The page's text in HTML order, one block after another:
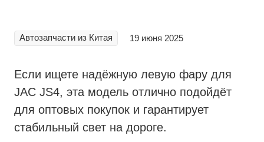
Автозапчасти из Китая 19 июня 2025
Если ищете надёжную левую фару для
JAC JS4, эта модель отлично подойдёт
для оптовых покупок и гарантирует
стабильный свет на дороге.